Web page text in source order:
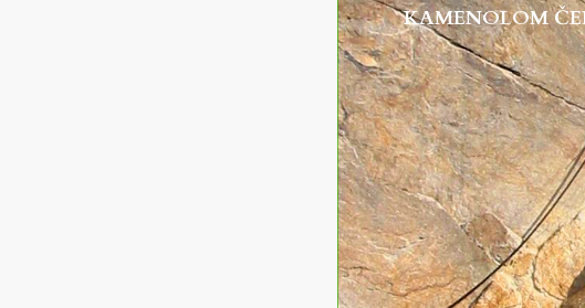
KAMENOLOM